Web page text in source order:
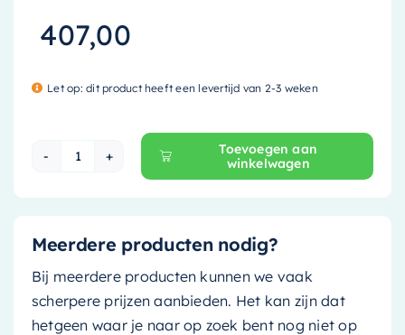
407,00
Let op: dit product heeft een levertijd van 2-3 weken
Mondiaz EASY Nis - 44.5x29.5cm - solid
Toevoegen aan
winkelwagen
Meerdere producten nodig?
Bij meerdere producten kunnen we vaak
scherpere prijzen aanbieden. Het kan zijn dat
hetgeen waar je naar op zoek bent nog niet op